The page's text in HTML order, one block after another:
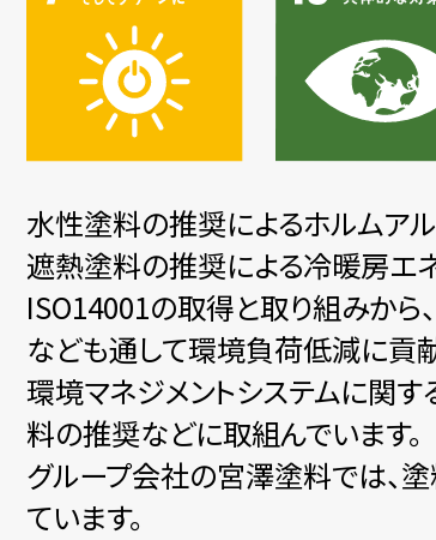
水性塗料の推奨によるホルムア
遮熱塗料の推奨による冷暖房エ
ISO14001の取得と取り組みから
なども通して環境負荷低減に貢
環境マネジメントシステムに関
料の推奨などに取組んでいます。
グループ会社の宮澤塗料では、
ています。